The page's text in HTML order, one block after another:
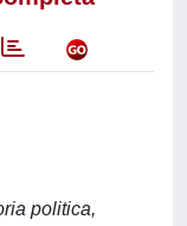
politica,